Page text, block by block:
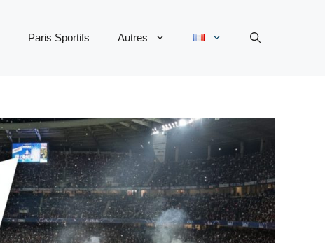
Paris Sportifs Autres